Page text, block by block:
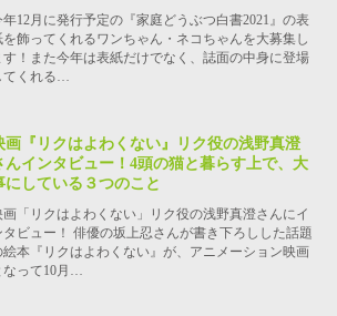
年12月に発行予定の『家庭どうぶつ白書2021』の表
を飾ってくれるワンちゃん・ネコちゃんを大募集し
す！また今年は表紙だけでなく、誌面の中身に登場
てくれる…
画『リクはよわくない』リク役の浅野真澄
んインタビュー！4頭の猫と暮らす上で、大
にしている３つのこと
画「リクはよわくない」リク役の浅野真澄さんにイ
タビュー！ 俳優の坂上忍さんが書き下ろしした話題
絵本『リクはよわくない』が、アニメーション映画
なって10月…